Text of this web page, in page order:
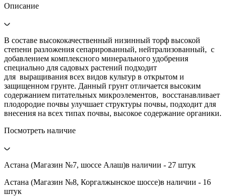
Описание
В составе высококачественный низинный торф высокой
степени разложения сепарированный, нейтрализованный, с
добавлением комплексного минерального удобрения
специально для садовых растений подходит
для выращивания всех видов культур в открытом и
защищенном грунте. Данный грунт отличается высоким
содержанием питательных микроэлементов, восстанавливает
плодородие почвы улучшает структуры почвы, подходит для
внесения на всех типах почвы, высокое содержание органики.
Посмотреть наличие
Астана (Магазин №7, шоссе Алаш)в наличии - 27 штук
Астана (Магазин №8, Коргалжынское шоссе)в наличии - 16
штук